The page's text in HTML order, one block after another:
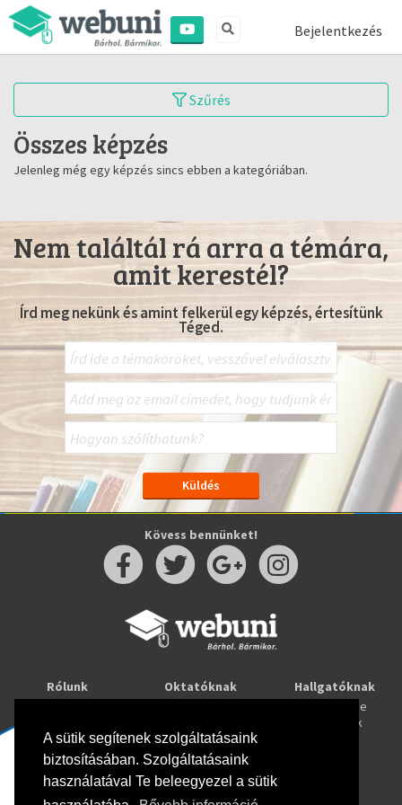
A sütik segítenek szolgáltatásaink
biztosításában. Szolgáltatásaink
használatával Te beleegyezel a sütik
Bejelentkezés
Szűrés
Összes képzés
Jelenleg még egy képzés sincs ebben a kategóriában.
Nem találtál rá arra a témára,
amit kerestél?
Írd meg nekünk és amint felkerül egy képzés, értesítünk
Téged.
Kövess bennünket!
Rólunk
Oktatóknak
Webuni Stúdió
Hallgatóknak
Tanulj online
Képzések
Info
Adatkezelési tájékoztató
ÁSZF